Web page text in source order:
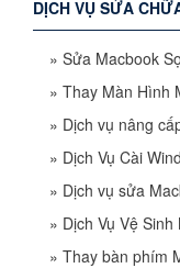
DỊCH VỤ SỬA
» Sửa Macbook
» Thay Màn Hình
» Dịch vụ nâng
» Dịch Vụ Cài
» Dịch vụ sửa
» Dịch Vụ Vệ
» Thay bàn phím